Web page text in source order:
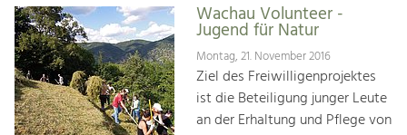
Wachau Volunteer -
Jugend für Natur
Montag, 21. November 2016
Ziel des Freiwilligenprojektes
ist die Beteiligung junger Leute
an der Erhaltung und Pflege von